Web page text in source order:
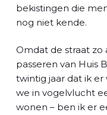
bekistingen die
nog niet kende.
Omdat de straat zo
passeren van Huis
twintig jaar dat ik er
we in vogelvlucht
wonen – ben ik er